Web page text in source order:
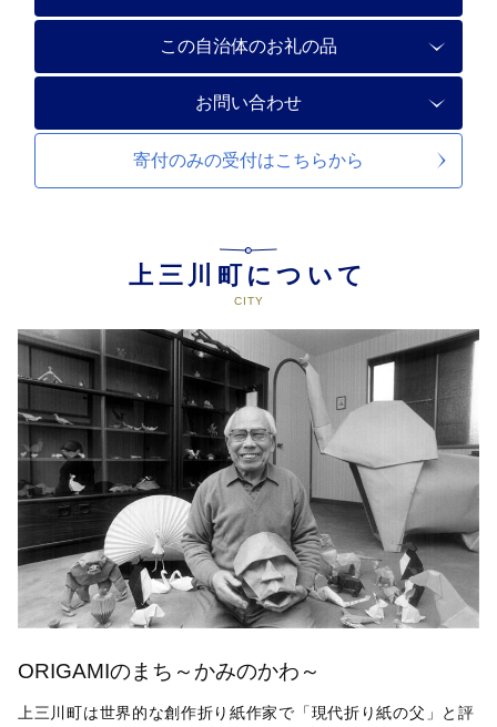
この自治体のお礼の品
お問い合わせ
寄付のみの受付はこちらから
上三川町について
ORIGAMIのまち～かみのかわ～
上三川町は世界的な創作折り紙作家で「現代折り紙の父」と評